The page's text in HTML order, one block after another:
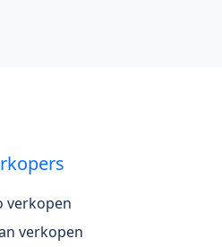
verkopen
verkopen